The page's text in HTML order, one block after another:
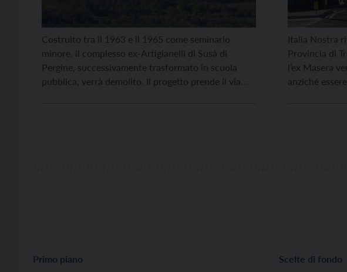
Costruito tra il 1963 e il 1965 come seminario
minore, il complesso ex-Artigianelli di Susà di
Pergine, successivamente trasformato in scuola
pubblica, verrà demolito. Il progetto prende il via
Italia Nostra
Provincia di
l’ex Masera
anziché
Primo piano
Scelte di fondo